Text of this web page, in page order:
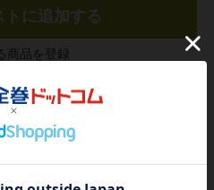
に追加する
商品を登録